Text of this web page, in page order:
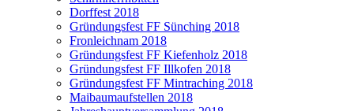
Dorffest 2018
Gründungsfest FF Sünching 2018
Fronleichnam 2018
Gründungsfest FF Kiefenholz 2018
Gründungsfest FF Illkofen 2018
Gründungsfest FF Mintraching 2018
Maibaumaufstellen 2018